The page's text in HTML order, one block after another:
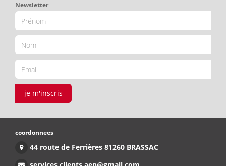
Newsletter
je m'inscris
coordonnees
44 route de Ferrières 81260 BRASSAC